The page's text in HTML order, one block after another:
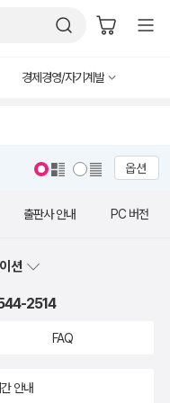
경제경영/자기계발
옵션
출판사 안내 PC 버전
션
2514
FAQ
안내